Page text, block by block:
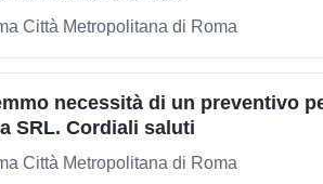
Città Metropolitana di Roma
necessità di un preventivo
SRL. Cordiali saluti
Città Metropolitana di Roma